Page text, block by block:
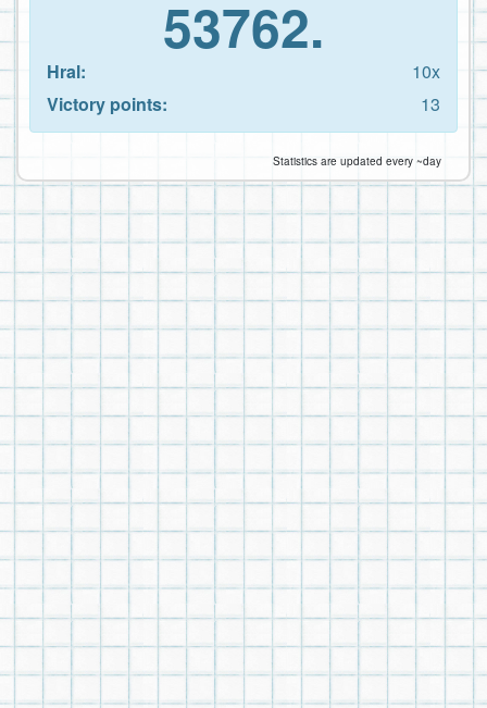
53762.
Hral:
10x
Victory points:
13
Statistics are updated every ~day